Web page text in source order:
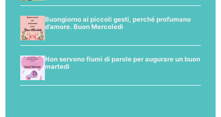
Buongiorno ai piccoli gesti, perché profumano
d’amore. Buon Mercoledì
Non servono fiumi di parole per augurare un buon
martedì